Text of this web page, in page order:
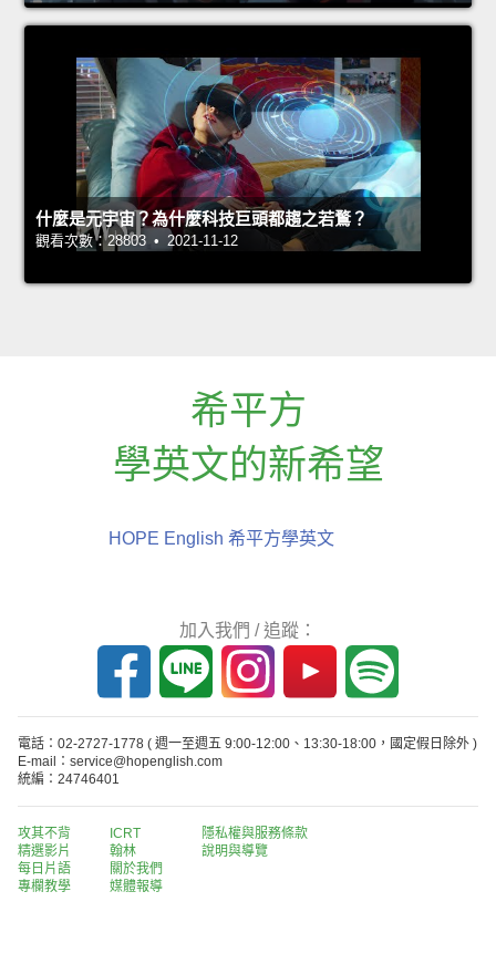
什麼是元宇宙？為什麼科技巨頭都趨之若鶩？
觀看次數：28803 • 2021-11-12
希平方
學英文的新希望
HOPE English 希平方學英文
加入我們 / 追蹤：
電話：02-2727-1778 ( 週一至週五 9:00-12:00、13:30-18:00，國定假日除外 )
E-mail：service@hopenglish.com
統編：24746401
攻其不背
精選影片
每日片語
專欄教學
ICRT
翰林
關於我們
媒體報導
隱私權與服務條款
說明與導覽